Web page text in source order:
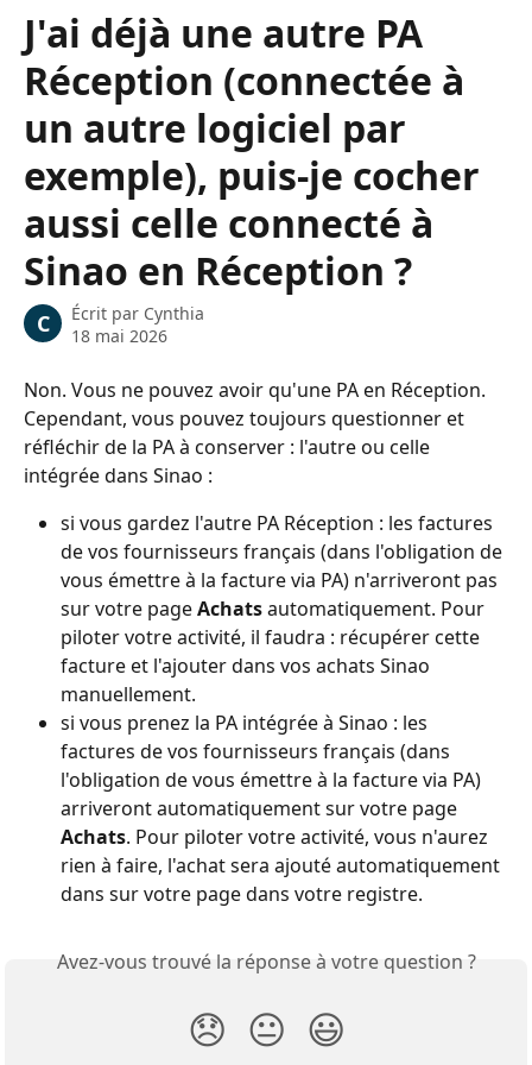
Passer au contenu principal
J'ai déjà une autre PA
Réception (connectée à
un autre logiciel par
exemple), puis-je cocher
aussi celle connecté à
Sinao en Réception ?
C Écrit par Cynthia
18 mai 2026
Non. Vous ne pouvez avoir qu'une PA en Réception.
Cependant, vous pouvez toujours questionner et
réfléchir de la PA à conserver : l'autre ou celle
intégrée dans Sinao :
si vous gardez l'autre PA Réception : les factures
de vos fournisseurs français (dans l'obligation de
vous émettre à la facture via PA) n'arriveront pas
sur votre page Achats automatiquement. Pour
piloter votre activité, il faudra : récupérer cette
facture et l'ajouter dans vos achats Sinao
manuellement.
si vous prenez la PA intégrée à Sinao : les
factures de vos fournisseurs français (dans
l'obligation de vous émettre à la facture via PA)
arriveront automatiquement sur votre page
Achats. Pour piloter votre activité, vous n'aurez
rien à faire, l'achat sera ajouté automatiquement
dans sur votre page dans votre registre.
Avez-vous trouvé la réponse à votre question ?
😞 😐 😃